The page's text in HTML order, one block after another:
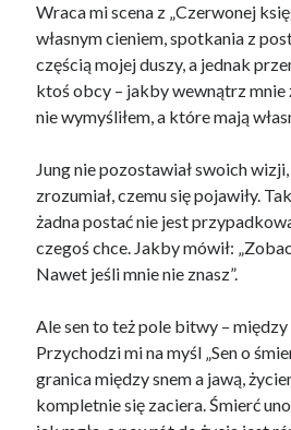
Wraca mi scena z „Czerwonej
własnym cieniem, spotkania z
częścią mojej duszy, a jednak
ktoś obcy – jakby wewnątrz mnie
nie wymyśliłem, a które mają
Jung nie pozostawiał swoich
zrozumiał, czemu się pojawiły.
żadna postać nie jest
czegoś chce. Jakby mówił:
Nawet jeśli mnie nie znasz”.
Ale sen to też pole bitwy – między
Przychodzi mi na myśl „Sen o
granica między snem a jawą,
kompletnie się zaciera. Śmierć